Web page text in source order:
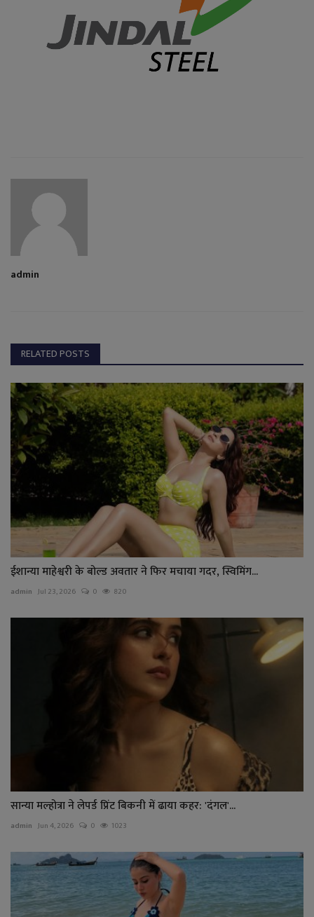
admin
RELATED POSTS
ईशान्या माहेश्वरी के बोल्ड अवतार ने फिर मचाया गदर, स्विमिंग...
admin Jul 23, 2026 0 820
सान्या मल्होत्रा ने लेपर्ड प्रिंट बिकनी में ढाया कहर: 'दंगल'...
admin Jun 4, 2026 0 1023